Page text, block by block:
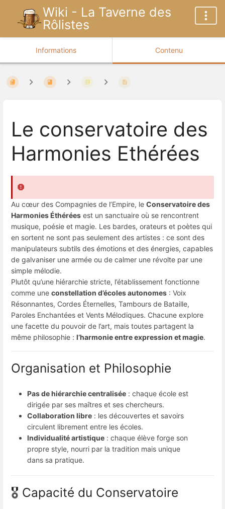
Wiki - La Taverne des
Rôlistes
Informations Contenu
Le conservatoire des
Harmonies Ethérées
Au cœur des Compagnies de l’Empire, le Conservatoire des
Harmonies Éthérées est un sanctuaire où se rencontrent
musique, poésie et magie. Les bardes, orateurs et poètes qui
en sortent ne sont pas seulement des artistes : ce sont des
manipulateurs subtils des émotions et des énergies, capables
de galvaniser une armée ou de calmer une révolte par une
simple mélodie.
Plutôt qu’une hiérarchie stricte, l’établissement fonctionne
comme une constellation d’écoles autonomes : Voix
Résonnantes, Cordes Éternelles, Tambours de Bataille,
Paroles Enchantées et Vents Mélodiques. Chacune explore
une facette du pouvoir de l’art, mais toutes partagent la
même philosophie : l’harmonie entre expression et magie.
Organisation et Philosophie
Pas de hiérarchie centralisée : chaque école est
dirigée par ses maîtres et ses chercheurs.
Collaboration libre : les découvertes et savoirs
circulent librement entre les écoles.
Individualité artistique : chaque élève forge son
propre style, nourri par la tradition mais unique
dans sa pratique.
🎖️ Capacité du Conservatoire